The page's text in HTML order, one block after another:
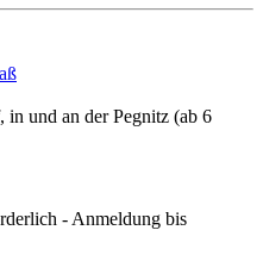
in und an der Pegnitz (ab 6
- Anmeldung bis